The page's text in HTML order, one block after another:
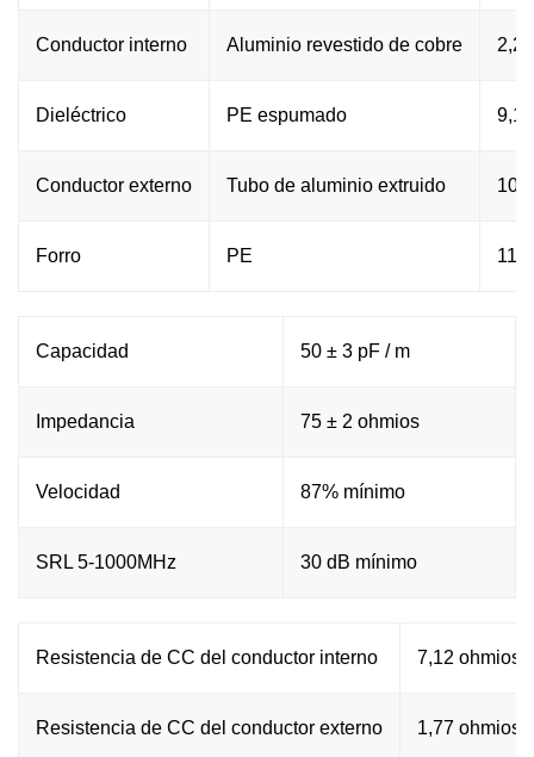
Conductor interno Aluminio revestido de cobre
Dieléctrico PE espumado
Conductor externo Tubo de aluminio extruido
Forro PE
Capacidad 50 ± 3 pF / m
Impedancia 75 ± 2 ohmios
Velocidad 87% mínimo
SRL 5-1000MHz 30 dB mínimo
Resistencia de CC del conductor interno 7,12 ohmios /
Resistencia de CC del conductor externo 1,77 ohmios /